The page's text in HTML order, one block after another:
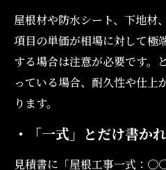
屋根材や防水シート、下地材
項目の単価が相場に対して極
する場合は注意が必要です。
っている場合、耐久性や仕上
ります。
・「一式」とだけ書か
見積書に「屋根工事一式：〇